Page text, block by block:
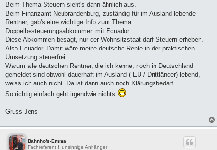
Beim Thema Steuern sieht's dann ähnlich aus.
Beim Finanzamt Neubrandenburg, zuständig für im Ausland lebende
Rentner, gab's eine wichtige Info zum Thema
Doppelbesteuerungsabkommen mit Ecuador.
Diese Abkommen besagt, nur der Wohnsitzstaat darf Steuern erheben.
Also Ecuador. Damit wäre meine deutsche Rente in der praktischen
Umsetzung steuerfrei.
Warum alle deutschen Rentner, die ich kenne, noch in Deutschland
gemeldet sind obwohl dauerhaft im Ausland ( EU / Drittländer) lebend,
weiss ich auch nicht. Da ist dann auch noch Klärungsbedarf.
So richtig einfach geht irgendwie nichts
Gruss Jens
Bahnhofs-Emma
Fachreferent f. unsinnige Anhänger